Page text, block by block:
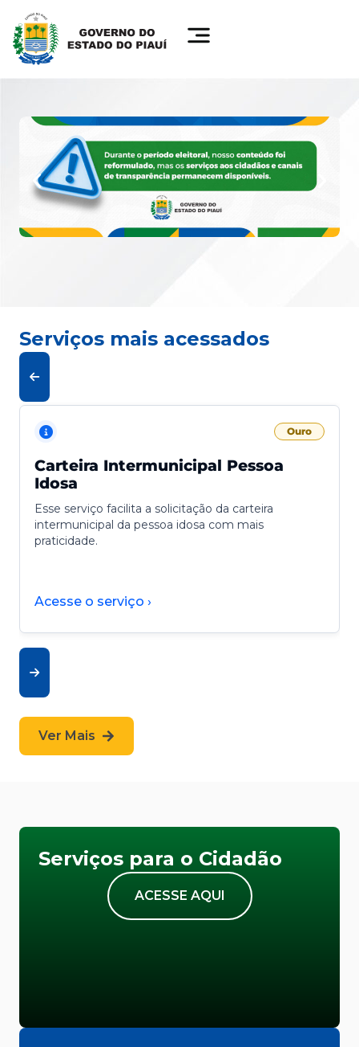
Serviços mais acessados
Ouro
Carteira Intermunicipal Pessoa
Idosa
Esse serviço facilita a solicitação da carteira
intermunicipal da pessoa idosa com mais
praticidade.
Acesse o serviço ›
Ver Mais
Serviços para o Cidadão
ACESSE AQUI